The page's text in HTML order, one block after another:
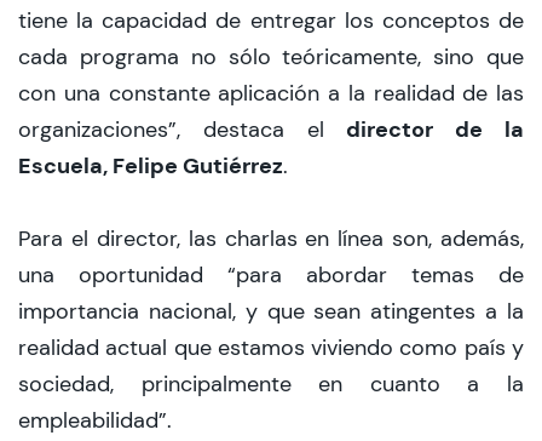
tiene la capacidad de entregar los conceptos de
cada programa no sólo teóricamente, sino que
con una constante aplicación a la realidad de las
organizaciones”, destaca el director de la
Escuela, Felipe Gutiérrez.
Para el director, las charlas en línea son, además,
una oportunidad “para abordar temas de
importancia nacional, y que sean atingentes a la
realidad actual que estamos viviendo como país y
sociedad, principalmente en cuanto a la
empleabilidad”.